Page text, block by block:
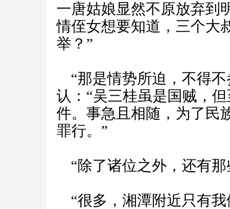
一唐姑娘显然不原放弃到
情侄女想要知道，三个大
举？”
“那是情势所迫，不得不
认：“吴三桂虽是国贼，
件。事急且相随，为了民
罪行。”
“除了诸位之外，还有那
“很多，湘潭附近只有